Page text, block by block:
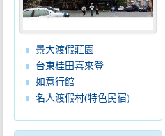
景大渡假莊園
台東桂田喜來登
如意行館
名人渡假村(特色民宿)